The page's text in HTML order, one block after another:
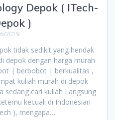
Depok ( ITech-
)
2019
tidak sedikit yang hendak
depok dengan harga murah
| berbobot | berkualitas ,
kuliah murah di depok
sedang cari kuliah Langsung
kecuali di Indonesian
), mengapa…